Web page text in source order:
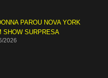
PAROU NOVA YORK
SHOW SURPRESA
2026